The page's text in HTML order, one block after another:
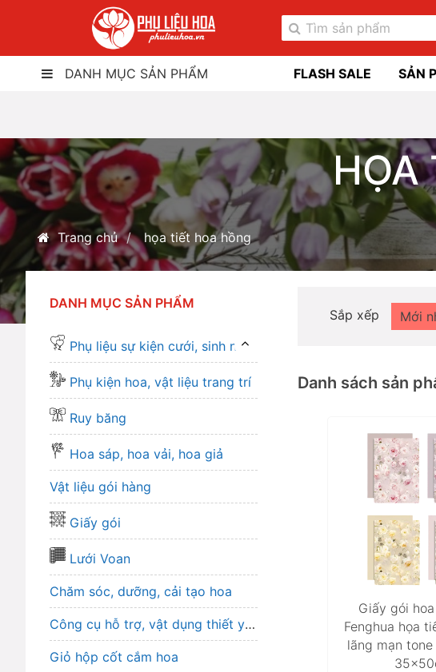
DANH MỤC SẢN PHẨM FLASH SALE SẢN
HỌA
Trang chủ họa tiết hoa hồng
DANH MỤC SẢN PHẨM
Phụ liệu sự kiện cưới, sinh nhật...
Phụ kiện hoa, vật liệu trang trí
Ruy băng
Hoa sáp, hoa vải, hoa giả
Vật liệu gói hàng
Giấy gói
Lưới Voan
Chăm sóc, dưỡng, cải tạo hoa
Công cụ hỗ trợ, vật dụng thiết yếu
Giỏ hộp cốt cắm hoa
Sắp xếp Mới
Danh sách sản
Giấy gói
Fenghua họa
lãng mạn